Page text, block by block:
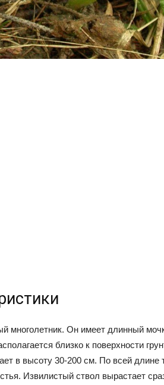
многолетник. Он имеет длинный
близко к поверхности
в высоту 30-200 см. По всей длине
Извилистый ствол вырастает